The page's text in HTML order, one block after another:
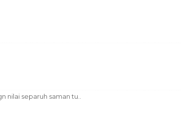
nilai separuh saman tu..